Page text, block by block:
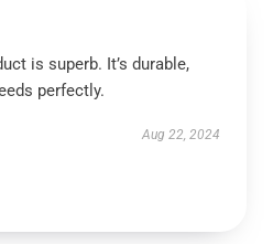
is superb. It’s durable,
perfectly.
Aug 22, 2024